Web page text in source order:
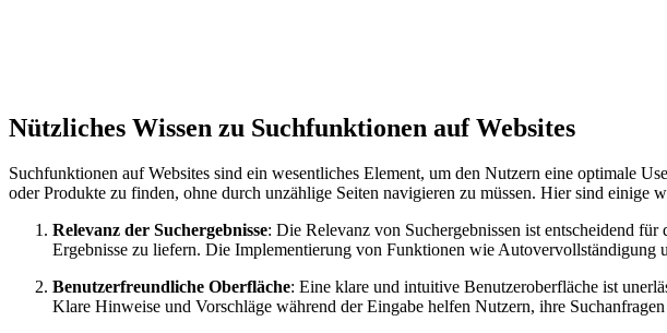
Nützliches Wissen zu Suchfunktionen auf Websites
Suchfunktionen auf Websites sind ein wesentliches Element, um den Nutzern eine optimale
oder Produkte zu finden, ohne durch unzählige Seiten navigieren zu müssen. Hier sind
Relevanz der Suchergebnisse: Die Relevanz von Suchergebnissen ist entscheidend
Ergebnisse zu liefern. Die Implementierung von Funktionen wie Autovervollständigung
Benutzerfreundliche Oberfläche: Eine klare und intuitive Benutzeroberfläche ist
Klare Hinweise und Vorschläge während der Eingabe helfen Nutzern, ihre